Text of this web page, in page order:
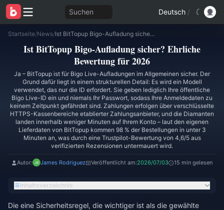
Suchen Deutsch /
Startseite/News/ Ist BitTopup Bigo-Aufladung sicher? Ehrliche Bewertung für 2026
Ist BitTopup Bigo-Aufladung sicher? Ehrliche
Bewertung für 2026
Ja – BitTopup ist für Bigo Live-Aufladungen im Allgemeinen sicher. Der
Grund dafür liegt in einem strukturellen Detail: Es wird ein Modell
verwendet, das nur die ID erfordert. Sie geben lediglich Ihre öffentliche
Bigo Live-ID ein und niemals Ihr Passwort, sodass Ihre Anmeldedaten zu
keinem Zeitpunkt gefährdet sind. Zahlungen erfolgen über verschlüsselte
HTTPS-Kassenbereiche etablierter Zahlungsanbieter, und die Diamanten
landen innerhalb weniger Minuten auf Ihrem Konto – laut den eigenen
Lieferdaten von BitTopup kommen 98 % der Bestellungen in unter 3
Minuten an, was durch eine Trustpilot-Bewertung von 4,6/5 aus
verifizierten Rezensionen untermauert wird.
Autor: James Rodriguez Veröffentlicht am:2026/07/03 15 min gelesen
Inhaltsverzeichnis
Die eine Sicherheitsregel, die wichtiger ist als die gewählte